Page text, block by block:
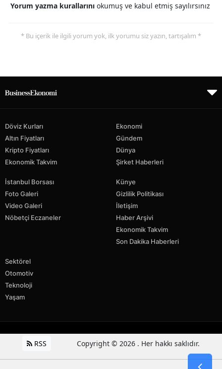
Yorum yazma kurallarını okumuş ve kabul etmiş sayılırsınız
* Bu içerik ile ilgili yorum yok, ilk yorumu siz yazın, tartışalım *
Döviz Kurları
Altın Fiyatları
Kripto Fiyatları
Ekonomik Takvim
Ekonomi
Gündem
Dünya
Şirket Haberleri
İstanbul Borsası
Foto Galeri
Video Galeri
Nöbetçi Eczaneler
Künye
Gizlilik Politikası
İletişim
Haber Arşivi
Ekonomik Takvim
Son Dakika Haberleri
Sektörel
Otomotiv
Teknoloji
Yaşam
RSS Copyright © 2026 . Her hakkı saklıdır.